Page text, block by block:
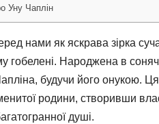
Уну Чаплін
нами як яскрава зірка
гобелені. Народжена в
будучи його онукою.
родини, створивши
душі.